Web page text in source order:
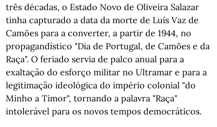
três décadas, o Estado Novo de Oliveira Salazar
tinha capturado a data da morte de Luís Vaz de
Camões para a converter, a partir de 1944, no
propagandístico "Dia de Portugal, de Camões e da
Raça". O feriado servia de palco anual para a
exaltação do esforço militar no Ultramar e para a
legitimação ideológica do império colonial "do
Minho a Timor", tornando a palavra "Raça"
intolerável para os novos tempos democráticos.